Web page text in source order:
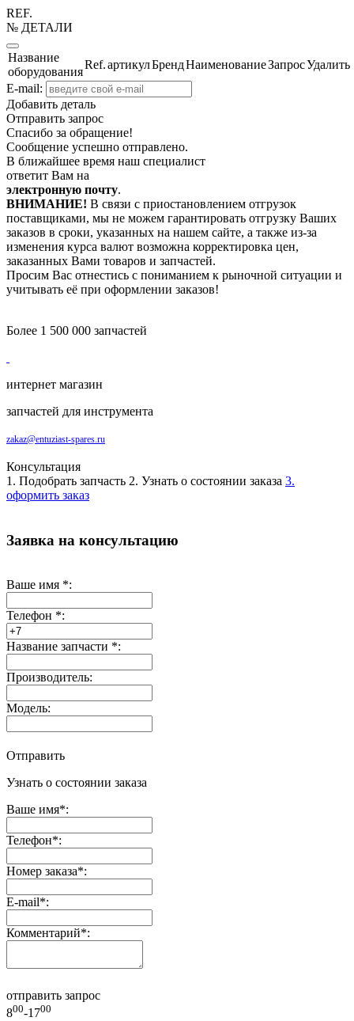
REF.
№ ДЕТАЛИ
Название
оборудования
Ref.артикулБрендНаименованиеЗапросУдалить
E-mail:
Добавить деталь
Отправить запрос
Спасибо за обращение!
Сообщение успешно отправлено.
В ближайшее время наш специалист
ответит Вам на
электронную почту.
ВНИМАНИЕ! В связи с приостановлением отгрузок
поставщиками, мы не можем гарантировать отгрузку Ваших
заказов в сроки, указанных на нашем сайте, а также из-за
изменения курса валют возможна корректировка цен,
заказанных Вами товаров и запчастей.
Просим Вас отнестись с пониманием к рыночной ситуации и
учитывать её при оформлении заказов!
Более 1 500 000 запчастей
интернет магазин
запчастей для инструмента
zakaz@entuziast-spares.ru
Консультация
1. Подобрать запчасть 2. Узнать о состоянии заказа 3.
оформить заказ
Заявка на консультацию
Ваше имя *:
Телефон *:
Название запчасти *:
Производитель:
Модель:
Отправить
Узнать о состоянии заказа
Ваше имя*:
Телефон*:
Номер заказа*:
E-mail*:
Комментарий*:
отправить запрос
800-1700